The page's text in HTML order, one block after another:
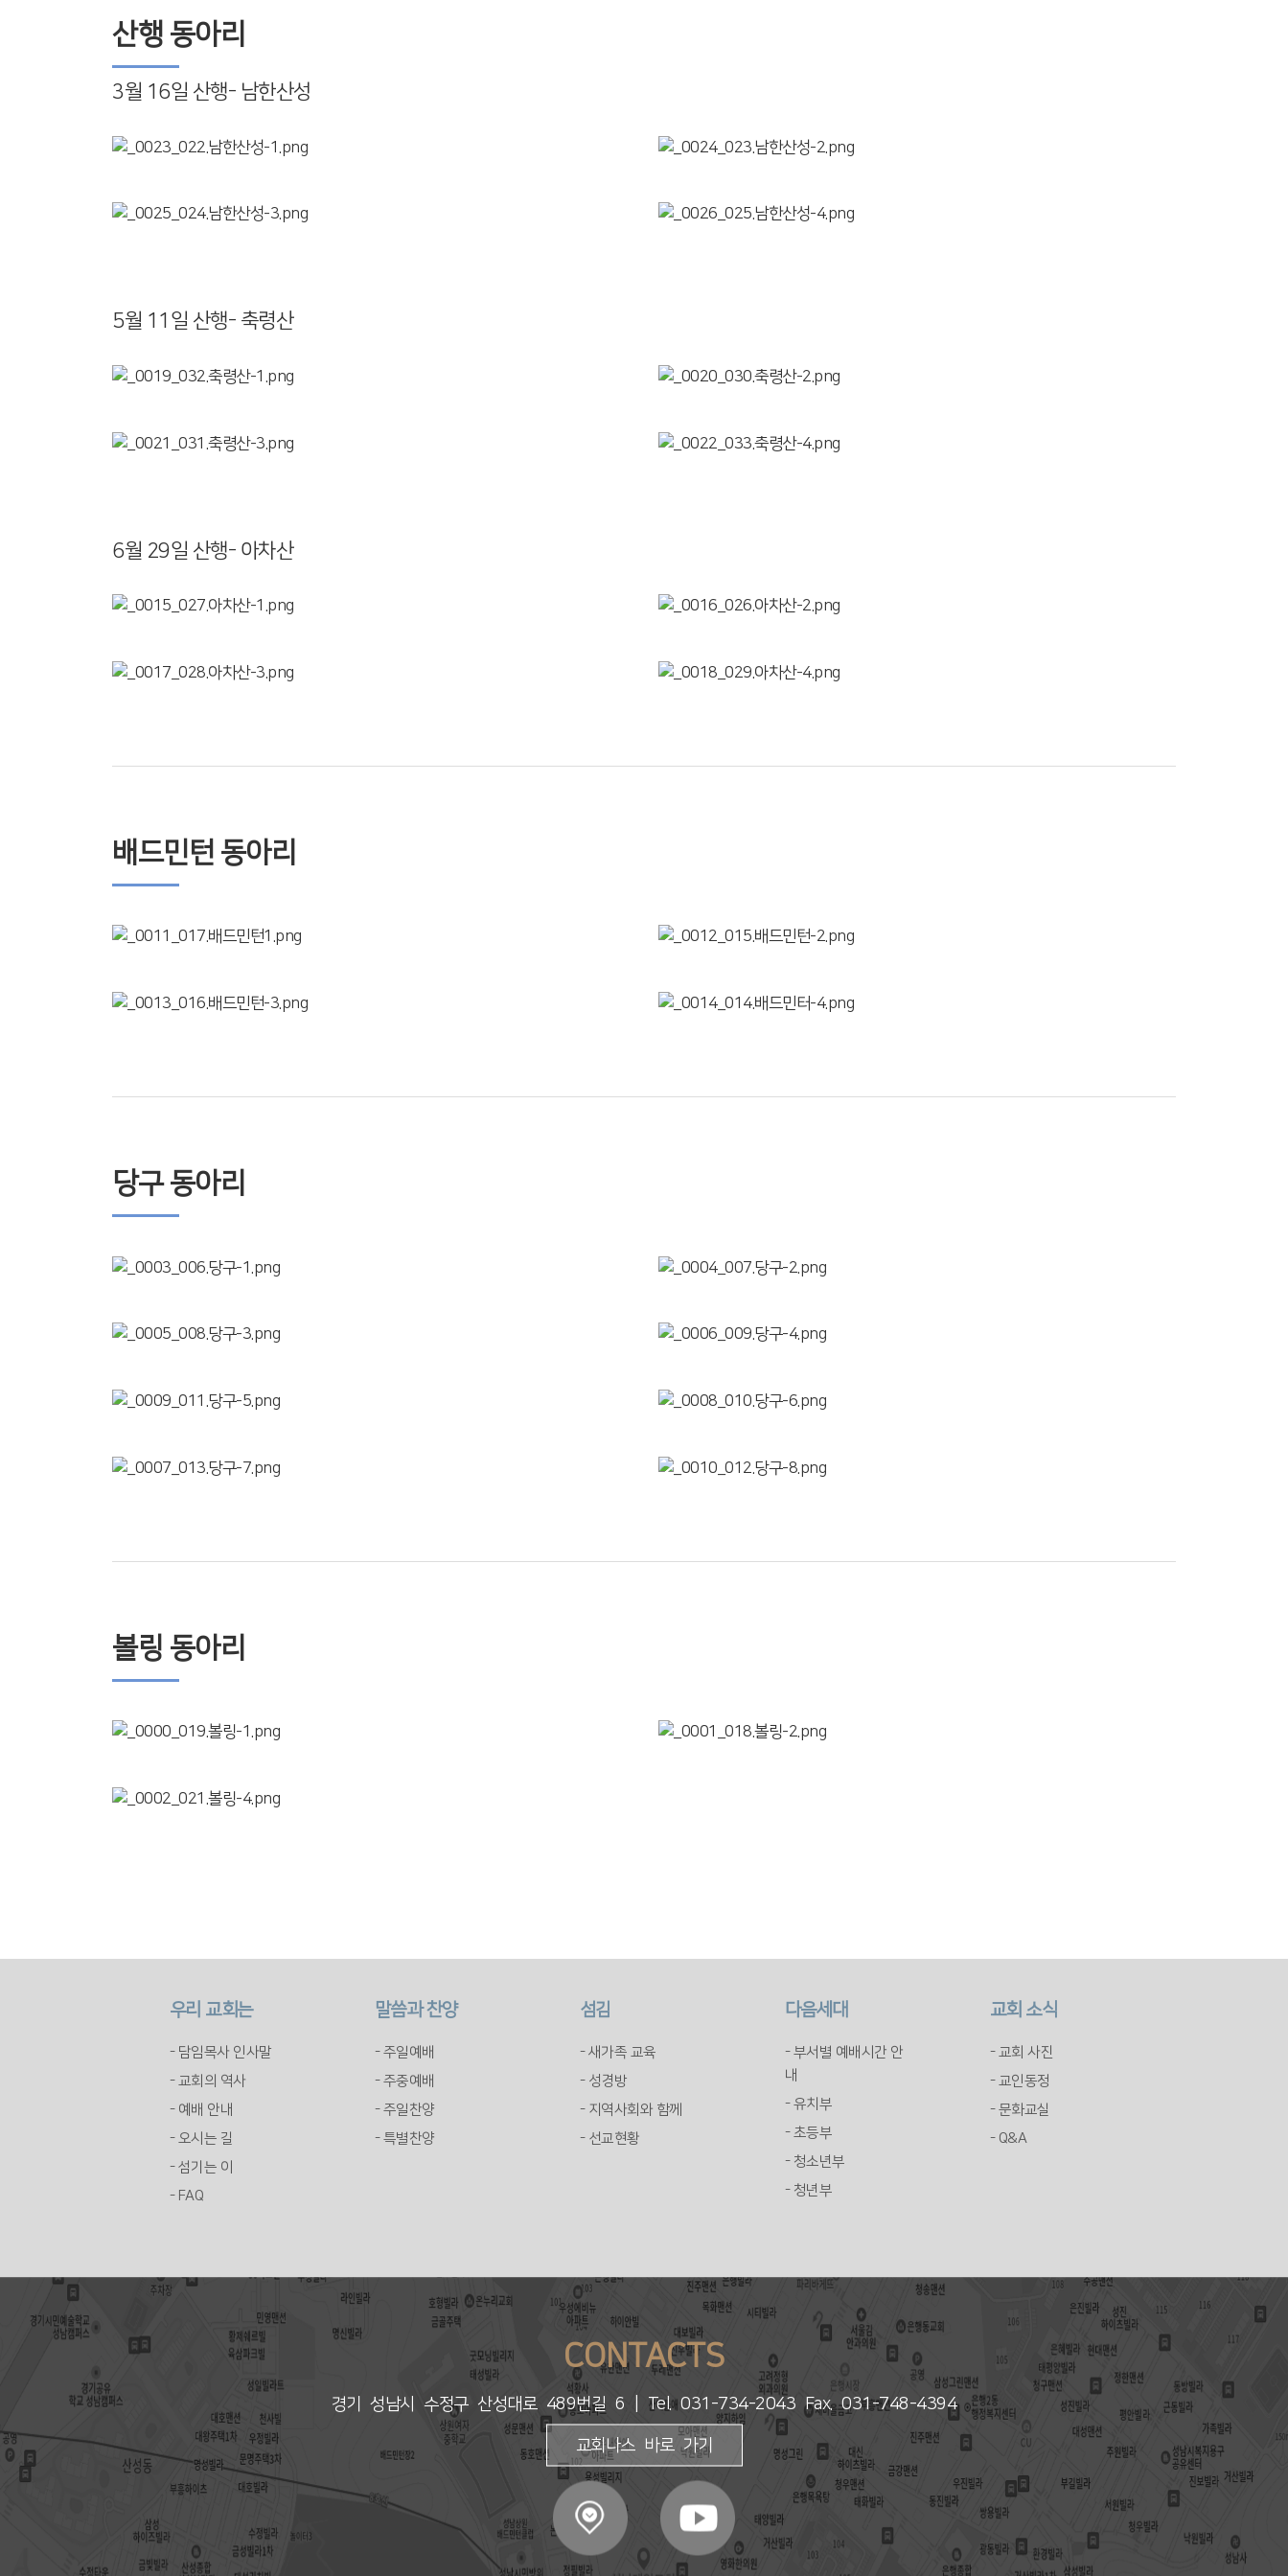
산행 동아리
3월 16일 산행- 남한산성
5월 11일 산행- 축령산
6월 29일 산행- 아차산
배드민턴 동아리
당구 동아리
볼링 동아리
우리 교회는
- 담임목사 인사말
- 교회의 역사
- 예배 안내
- 오시는 길
- 섬기는 이
- FAQ
말씀과 찬양
- 주일예배
- 주중예배
- 주일찬양
- 특별찬양
섬김
- 새가족 교육
- 성경방
- 지역사회와 함께
- 선교현황
다음세대
- 부서별 예배시간 안
내
- 유치부
- 초등부
- 청소년부
- 청년부
교회 소식
- 교회 사진
- 교인동정
- 문화교실
- Q&A
CONTACTS
경기 성남시 수정구 산성대로 489번길 6 | Tel. 031-734-2043 Fax. 031-748-4394
교회나스 바로 가기